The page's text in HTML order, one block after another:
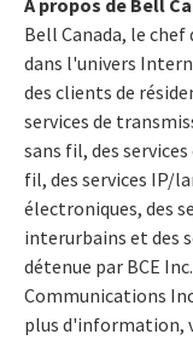
Bell Canada, le
dans l'univers
des clients de
services de
sans fil, des
fil, des services IP/
électroniques, des
interurbains et des
détenue par BCE
Communications
plus d'information,